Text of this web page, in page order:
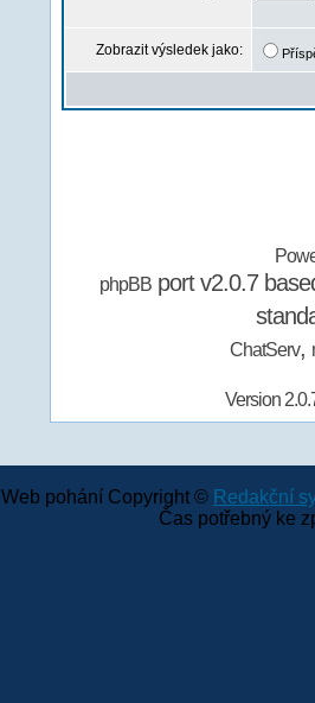
Zobrazit výsledek jako:
phpBBport v2.0.7
ChatServ,
Version
Web pohání Copyright © Redakční
Čas potřebný ke